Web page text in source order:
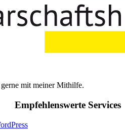
mit meiner Mithilfe.
Empfehlenswerte Services